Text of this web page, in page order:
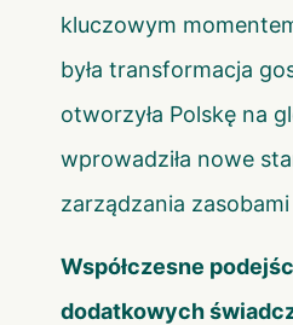
kluczowym
była transformacja
otworzyła Polskę na
wprowadziła nowe
zarządzania
Współczesne
dodatkowych